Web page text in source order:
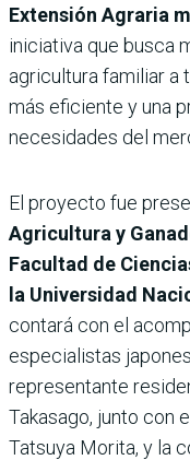
Extensión Agraria
iniciativa que busca
agricultura familiar a
más eficiente y una
necesidades del
El proyecto fue
Agricultura y
Facultad de
la Universidad
contará con el
especialistas
representante
Takasago, junto con
Tatsuya Morita, y la